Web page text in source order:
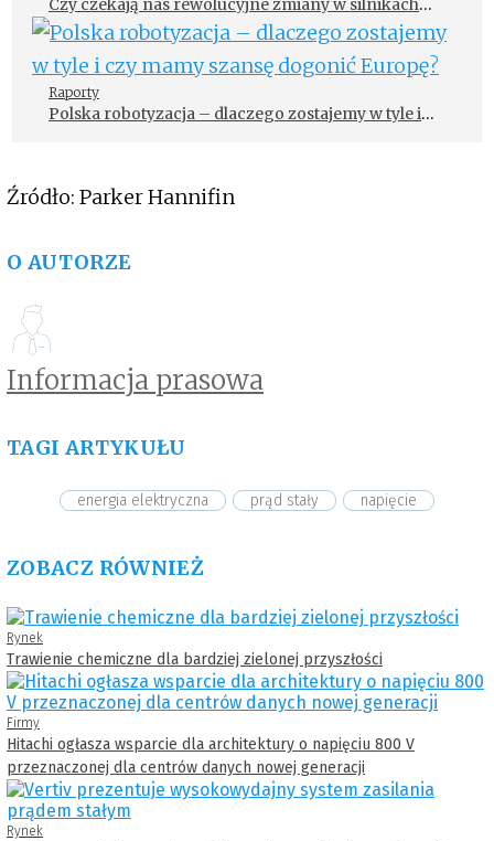
Czy czekają nas rewolucyjne zmiany w silnikach
elektrycznych?
Raporty
Polska robotyzacja – dlaczego zostajemy w tyle i
Źródło: Parker Hannifin
O AUTORZE
Informacja prasowa
TAGI ARTYKUŁU
energia elektryczna prąd stały napięcie
ZOBACZ RÓWNIEŻ
Rynek
Trawienie chemiczne dla bardziej zielonej przyszłości
Firmy
Hitachi ogłasza wsparcie dla architektury o napięciu 800 V
przeznaczonej dla centrów danych nowej generacji
Rynek